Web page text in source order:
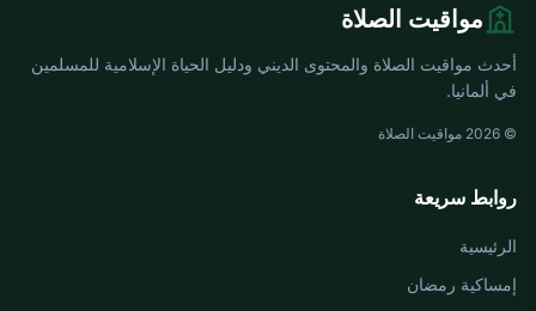
مواقيت الصلاة
أحدث مواقيت الصلاة والمحتوى الديني ودليل الحياة الإسلامية للمسلمين
في ألمانيا.
© 2026 مواقيت الصلاة
روابط سريعة
الرئيسية
إمساكية رمضان